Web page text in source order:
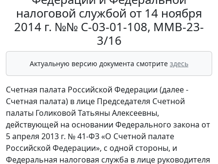
налоговой службой от 14 ноября
2014 г. №№ С-03-01-108, ММВ-23-
3/16
Актуальную версию документа смотрите здесь
Счетная палата Российской Федерации (далее -
Счетная палата) в лице Председателя Счетной
палаты Голиковой Татьяны Алексеевны,
действующей на основании Федерального закона от
5 апреля 2013 г. № 41-ФЗ «О Счетной палате
Российской Федерации», с одной стороны, и
Федеральная налоговая служба в лице руководителя